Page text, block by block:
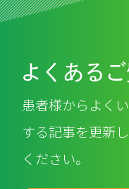
よくある
患者様からよく
する記事を更新し
ください。